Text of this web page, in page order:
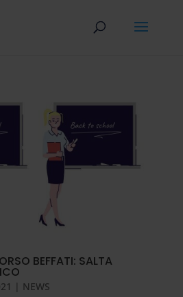
BEFFATI: SALTA
| NEWS